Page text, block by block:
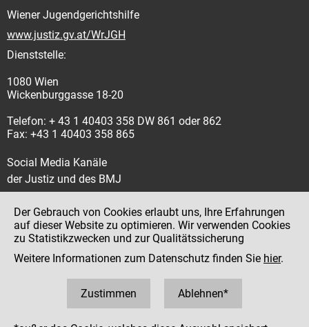
Wiener Jugendgerichtshilfe
www.justiz.gv.at/WrJGH
Dienststelle:
1080 Wien
Wickenburggasse 18-20
Telefon: + 43 1 40403 358 DW 861 oder 862
Fax: +43 1 40403 358 865
Social Media Kanäle
der Justiz und des BMJ
Impressum
Datenschutz
Hinweisgeber:innenplattform (für Mitarbeiter:innen)
Der Gebrauch von Cookies erlaubt uns, Ihre Erfahrungen
auf dieser Website zu optimieren. Wir verwenden Cookies
zu Statistikzwecken und zur Qualitätssicherung
Weitere Informationen zum Datenschutz finden Sie hier.
Zustimmen Ablehnen*